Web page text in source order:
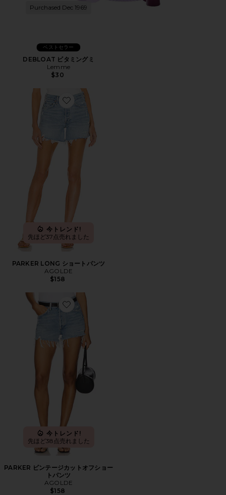
Purchased Dec 1969
ベストセラー
DEBLOAT ビタミングミ
Lemme
$30
Favorite PARKER LONG ショートパンツ
今トレンド!
先ほど37点売れました
PARKER LONG ショートパンツ
AGOLDE
$158
Favorite PARKER ビンテージカットオフショートパンツ
今トレンド!
先ほど38点売れました
PARKER ビンテージカットオフショー
トパンツ
AGOLDE
$158